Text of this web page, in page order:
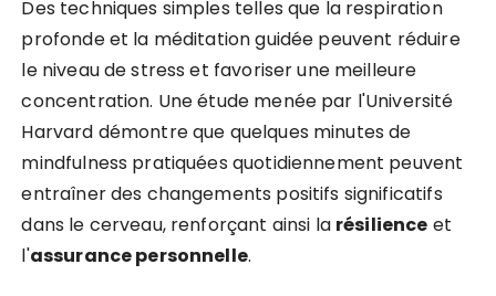
Des techniques simples telles que la respiration
profonde et la méditation guidée peuvent réduire
le niveau de stress et favoriser une meilleure
concentration. Une étude menée par l'Université
Harvard démontre que quelques minutes de
mindfulness pratiquées quotidiennement peuvent
entraîner des changements positifs significatifs
dans le cerveau, renforçant ainsi la résilience et
l'assurance personnelle.